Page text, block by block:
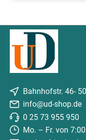
Bahnhofstr. 46-
info@ud-shop.de
0 25 73 955 950
Mo. – Fr. von